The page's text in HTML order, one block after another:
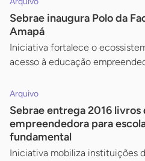
Sebrae inaugura Polo da
Amapá
Iniciativa fortalece o
acesso à educação
Arquivo
Sebrae entrega 2016 livros
empreendedora para
fundamental
Iniciativa mobiliza instituições